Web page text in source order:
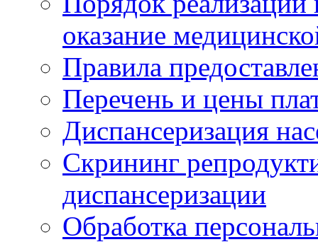
оказание
Правила
Перечень и цены
Диспансеризация
Скрининг
диспансеризации
Обработка